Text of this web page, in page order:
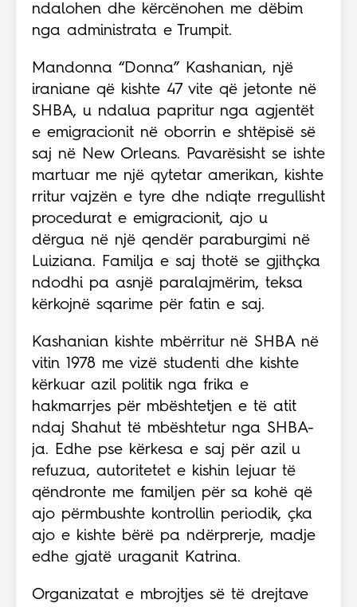
ndalohen dhe kërcënohen me dëbim
nga administrata e Trumpit.
Mandonna “Donna” Kashanian, një
iraniane që kishte 47 vite që jetonte në
SHBA, u ndalua papritur nga agjentët
e emigracionit në oborrin e shtëpisë së
saj në New Orleans. Pavarësisht se ishte
martuar me një qytetar amerikan, kishte
rritur vajzën e tyre dhe ndiqte rregullisht
procedurat e emigracionit, ajo u
dërgua në një qendër paraburgimi në
Luiziana. Familja e saj thotë se gjithçka
ndodhi pa asnjë paralajmërim, teksa
kërkojnë sqarime për fatin e saj.
Kashanian kishte mbërritur në SHBA në
vitin 1978 me vizë studenti dhe kishte
kërkuar azil politik nga frika e
hakmarrjes për mbështetjen e të atit
ndaj Shahut të mbështetur nga SHBA-
ja. Edhe pse kërkesa e saj për azil u
refuzua, autoritetet e kishin lejuar të
qëndronte me familjen për sa kohë që
ajo përmbushte kontrollin periodik, çka
ajo e kishte bërë pa ndërprerje, madje
edhe gjatë uraganit Katrina.
Organizatat e mbrojtjes së të drejtave